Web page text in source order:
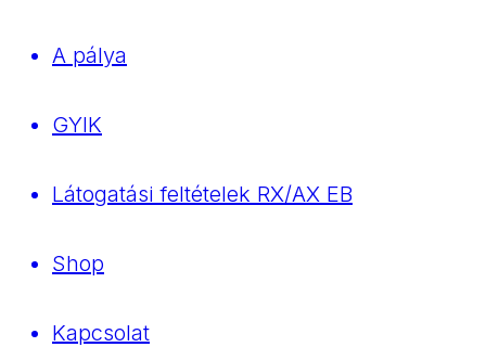
A pálya
GYIK
Látogatási feltételek RX/AX EB
Shop
Kapcsolat